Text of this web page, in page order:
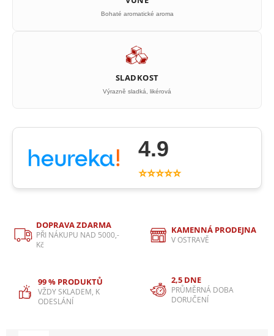
Bohaté aromatické aroma
SLADKOST
Výrazně sladká, likérová
4.9
⭐⭐⭐⭐⭐
DOPRAVA ZDARMA
PŘI NÁKUPU NAD 5000,-
Kč
KAMENNÁ PRODEJNA
V OSTRAVĚ
99 % PRODUKTŮ
VŽDY SKLADEM, K
ODESLÁNÍ
2,5 DNE
PRŮMĚRNÁ DOBA
DORUČENÍ